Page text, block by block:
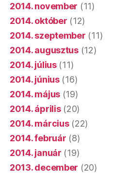
2014. november (11)
2014. október (12)
2014. szeptember (11)
2014. augusztus(12)
2014. július(11)
2014. június(16)
2014. május (19)
2014. április(20)
2014. március(22)
2014. február (8)
2014. január (19)
2013. december (20)